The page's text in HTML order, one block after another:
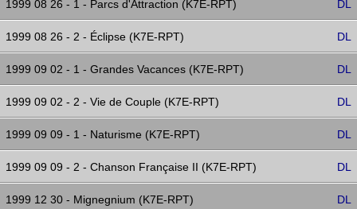
1999 08 26 - 1 - Parcs d'Attraction (K7E-RPT) DL
1999 08 26 - 2 - Éclipse (K7E-RPT) DL
1999 09 02 - 1 - Grandes Vacances (K7E-RPT) DL
1999 09 02 - 2 - Vie de Couple (K7E-RPT) DL
1999 09 09 - 1 - Naturisme (K7E-RPT) DL
1999 09 09 - 2 - Chanson Française II (K7E-RPT) DL
1999 12 30 - Mignegnium (K7E-RPT) DL